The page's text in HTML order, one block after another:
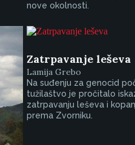
nove okolnosti.
Zatrpavanje leševa
Lamija Grebo
Na suđenju za genocid
tužilaštvo je pročitalo
zatrpavanju leševa i
prema Zvorniku.